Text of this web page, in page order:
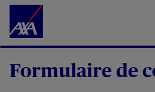
Accéder au Contenu
Formulaire de